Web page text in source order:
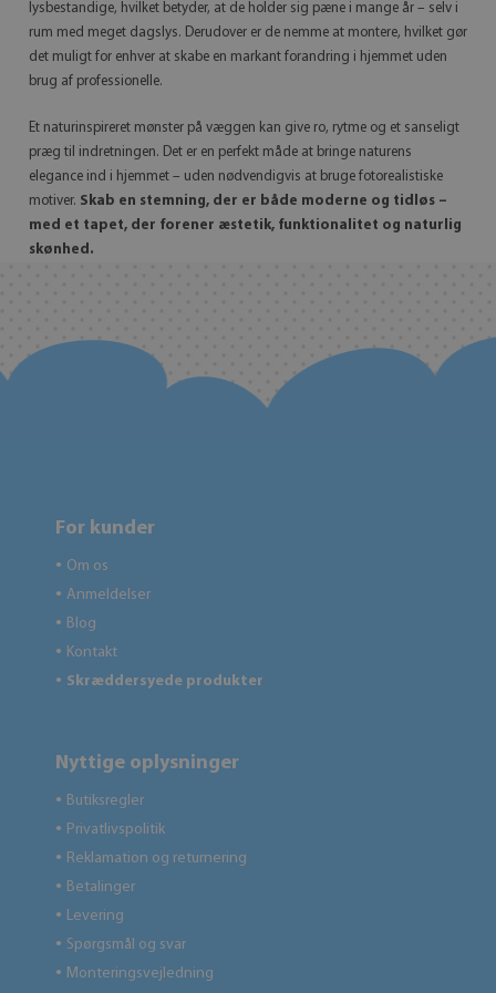
lysbestandige, hvilket betyder, at de holder sig pæne i mange år – selv i
rum med meget dagslys. Derudover er de nemme at montere, hvilket gør
det muligt for enhver at skabe en markant forandring i hjemmet uden
brug af professionelle.
Et naturinspireret mønster på væggen kan give ro, rytme og et sanseligt
præg til indretningen. Det er en perfekt måde at bringe naturens
elegance ind i hjemmet – uden nødvendigvis at bruge fotorealistiske
motiver. Skab en stemning, der er både moderne og tidløs –
med et tapet, der forener æstetik, funktionalitet og naturlig
skønhed.
For kunder
● Om os
● Anmeldelser
● Blog
● Kontakt
● Skræddersyede produkter
Nyttige oplysninger
● Butiksregler
● Privatlivspolitik
● Reklamation og returnering
● Betalinger
● Levering
● Spørgsmål og svar
● Monteringsvejledning